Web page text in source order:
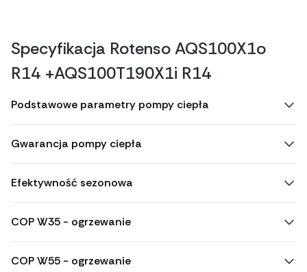
Specyfikacja Rotenso AQS100X1o
R14 +AQS100T190X1i R14
Podstawowe parametry pompy ciepła
Gwarancja pompy ciepła
Efektywność sezonowa
COP W35 - ogrzewanie
COP W55 - ogrzewanie